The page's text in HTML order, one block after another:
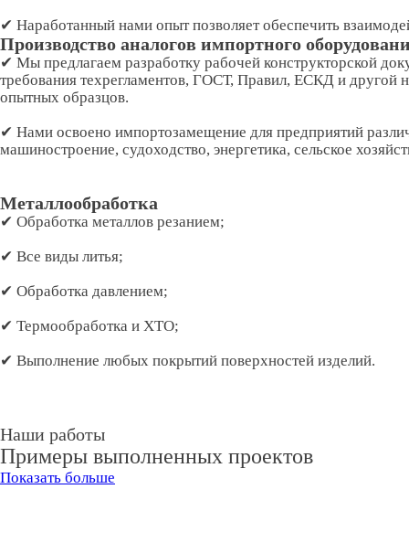
✔ Наработанный нами опыт позволяет обеспечить
Производство аналогов импортного
✔ Мы предлагаем разработку рабочей конструкторской
требования техрегламентов, ГОСТ, Правил, ЕСКД и другой
опытных образцов.
✔ Нами освоено импортозамещение для предприятий
машиностроение, судоходство, энергетика, сельское
Металлообработка
✔ Обработка металлов резанием;
✔ Все виды литья;
✔ Обработка давлением;
✔ Термообработка и ХТО;
✔ Выполнение любых покрытий поверхностей изделий.
Наши работы
Примеры выполненных проектов
Показать больше